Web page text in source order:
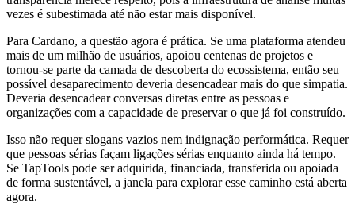
vezes é subestimada até não estar mais disponível.
Para Cardano, a questão agora é prática. Se uma plataforma atendeu
mais de um milhão de usuários, apoiou centenas de projetos e
tornou-se parte da camada de descoberta do ecossistema, então seu
possível desaparecimento deveria desencadear mais do que simpatia.
Deveria desencadear conversas diretas entre as pessoas e
organizações com a capacidade de preservar o que já foi construído.
Isso não requer slogans vazios nem indignação performática. Requer
que pessoas sérias façam ligações sérias enquanto ainda há tempo.
Se TapTools pode ser adquirida, financiada, transferida ou apoiada
de forma sustentável, a janela para explorar esse caminho está aberta
agora.